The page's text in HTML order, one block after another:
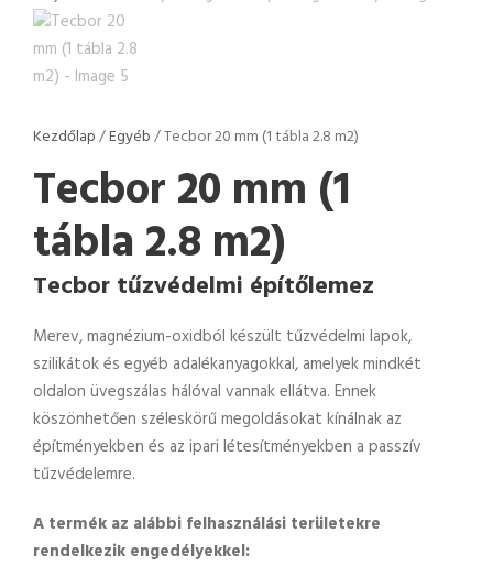
Kezdőlap/Egyéb/ Tecbor 20 mm (1 tábla 2.8 m2)
Tecbor 20 mm (1
tábla 2.8 m2)
Tecbor tűzvédelmi építőlemez
Merev, magnézium-oxidból készült tűzvédelmi lapok,
szilikátok és egyéb adalékanyagokkal, amelyek mindkét
oldalon üvegszálas hálóval vannak ellátva. Ennek
köszönhetően széleskörű megoldásokat kínálnak az
építményekben és az ipari létesítményekben a passzív
tűzvédelemre.
A termék az alábbi felhasználási területekre
rendelkezik engedélyekkel: